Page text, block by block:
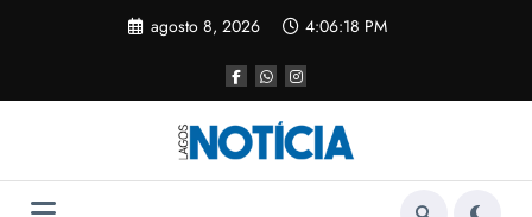
agosto 8, 2026 4:06:18 PM